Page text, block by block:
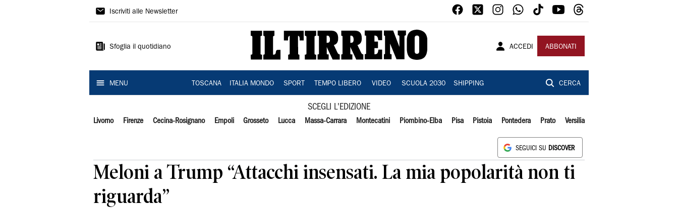
Il
Iscriviti alle Newsletter
Sfoglia il quotidiano ACCEDI ABBONATI
MENU TOSCANA ITALIA MONDO SPORT TEMPO LIBERO VIDEO SCUOLA 2030 SHIPPING CERCA
SCEGLI L'EDIZIONE
Livorno Firenze Cecina-Rosignano Empoli Grosseto Lucca Massa-Carrara Montecatini Piombino-Elba Pisa Pistoia Pontedera Prato Versilia
SEGUICI SU DISCOVER
Meloni a Trump “Attacchi insensati. La mia popolarità non ti
riguarda”